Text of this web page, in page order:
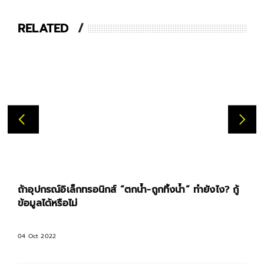
RELATED
ถ้าอุปกรณ์อิเล็กทรอนิกส์ “ตกน้ำ-ถูกทิ้งน้ำ” ทำยังไง? กู้
ข้อมูลได้หรือไม่
04 Oct 2022